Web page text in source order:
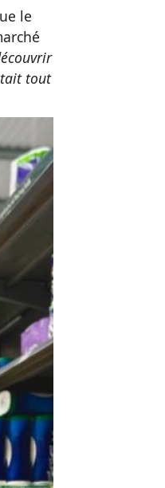
le
tout